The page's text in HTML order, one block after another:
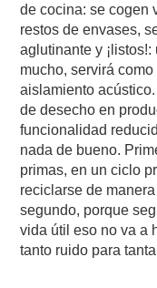
de cocina: se cogen
restos de envases,
aglutinante y
mucho, servirá
aislamiento
de desecho en
funcionalidad
nada de bueno.
primas, en un ciclo
reciclarse de
segundo, porque
vida útil eso no va a
tanto ruido para